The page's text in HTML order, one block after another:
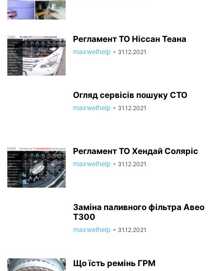
Регламент ТО Ніссан Теана
maxwelhelp - 31.12.2021
Огляд сервісів пошуку СТО
maxwelhelp - 31.12.2021
Регламент ТО Хендай Соляріс
maxwelhelp - 31.12.2021
Заміна паливного фільтра Авео
Т300
maxwelhelp - 31.12.2021
Що їсть ремінь ГРМ